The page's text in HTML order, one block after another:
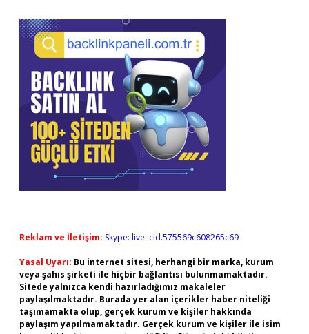
Reklam ve İletişim: Skype: live:.cid.575569c608265c69
Yasal Uyarı: Bu internet sitesi, herhangi bir marka, kurum
veya şahıs şirketi ile hiçbir bağlantısı bulunmamaktadır.
Sitede yalnızca kendi hazırladığımız makaleler
paylaşılmaktadır. Burada yer alan içerikler haber niteliği
taşımamakta olup, gerçek kurum ve kişiler hakkında
paylaşım yapılmamaktadır. Gerçek kurum ve kişiler ile isim